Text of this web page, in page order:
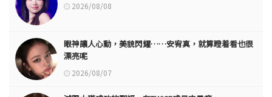
2026/08/08
眼神讓人心動，美貌閃耀……安宥真，就算瞪着看也很
漂亮呢
2026/08/07